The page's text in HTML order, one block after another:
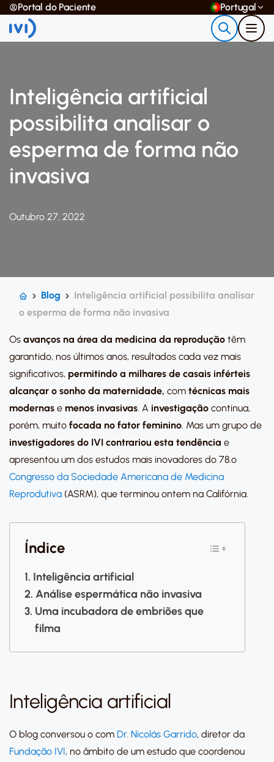
Portal do Paciente Portugal
Inteligência artificial
possibilita analisar o
esperma de forma não
invasiva
Outubro 27, 2022
Blog
Inteligência artificial possibilita analisar
o esperma de forma não invasiva
Os avanços na área da medicina da reprodução têm
garantido, nos últimos anos, resultados cada vez mais
significativos, permitindo a milhares de casais inférteis
alcançar o sonho da maternidade, com técnicas mais
modernas e menos invasivas. A investigação continua,
porém, muito focada no fator feminino. Mas um grupo de
investigadores do IVI contrariou esta tendência e
apresentou um dos estudos mais inovadores do 78.º
Congresso da Sociedade Americana de Medicina
Reprodutiva (ASRM), que terminou ontem na Califórnia.
Índice
Inteligência artificial
Análise espermática não invasiva
Uma incubadora de embriões que
filma
Inteligência artificial
O blog conversou o com Dr. Nicolás Garrido, diretor da
Fundação IVI, no âmbito de um estudo que coordenou